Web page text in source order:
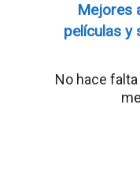
Mejores
películas y
No hace